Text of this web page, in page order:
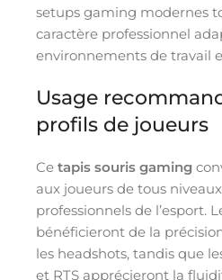
setups gaming modernes
caractère professionnel
environnements de travail
Usage
profils de joueurs
Ce tapis souris gaming
aux joueurs de tous
professionnels de l’esport.
bénéficieront de la
les headshots, tandis que
et RTS apprécieront la